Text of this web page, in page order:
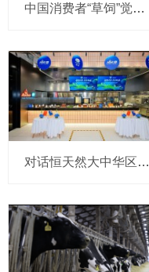
中国消费者“草饲”觉醒，恒天然奶农跨越南北半球“逆向溯源”
对话恒天然大中华区副总裁戴俊琦：餐饮服务从 “产品竞争” 走向 “能力竞争”，升级本土应用中心加速与客户共创增长